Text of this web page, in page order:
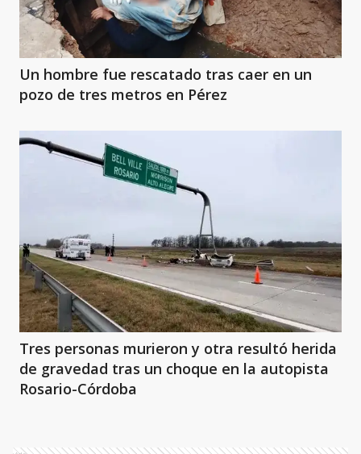
Un hombre fue rescatado tras caer en un
pozo de tres metros en Pérez
Tres personas murieron y otra resultó herida
de gravedad tras un choque en la autopista
Rosario-Córdoba